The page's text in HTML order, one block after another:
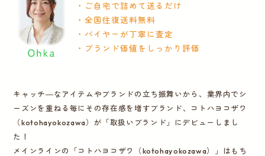
・ご自宅で詰めて送るだけ
・全国往復送料無料
・バイヤーが丁寧に査定
・ブランド価値をしっかり評価
キャッチ―なアイテムやブランドの立ち振舞いから、業界内でシ
ーズンを重ねる毎にその存在感を増すブランド、コトハヨコザワ
（kotohayokozawa）が「取扱いブランド」にデビューしまし
た！
メインラインの「コトハヨコザワ（kotohayokozawa）」はもち